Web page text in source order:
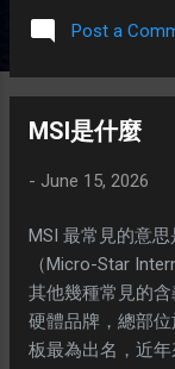
遊玩《英雄聯盟
常較輕，散熱表
用戶，硬體效能
務/文書系列（如
超過30小時）。
日常攜帶。 MSI
$8,000，內建獨
工作與基礎遊戲
開機時狂按鍵盤
決系統錯誤或重
Post a
MSI是什麼
- June 15, 2026
MSI 最常見的意
（Micro-Star
其他幾種常見的
硬體品牌，總部
板最為出名，近年